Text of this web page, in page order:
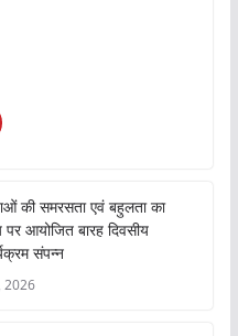
की समरसता एवं बहुलता का
आयोजित बारह दिवसीय
संपन्न
2026